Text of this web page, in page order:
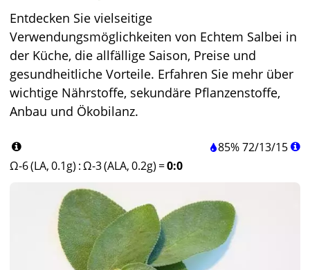
Entdecken Sie vielseitige
Verwendungsmöglichkeiten von Echtem Salbei in
der Küche, die allfällige Saison, Preise und
gesundheitliche Vorteile. Erfahren Sie mehr über
wichtige Nährstoffe, sekundäre Pflanzenstoffe,
Anbau und Ökobilanz.
85%72/13/15
Ω-6 (LA, 0.1g) :Ω-3 (ALA, 0.2g) =0:0